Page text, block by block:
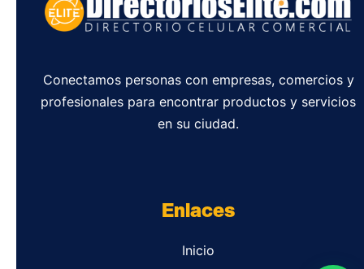
Conectamos personas con empresas, comercios y
profesionales para encontrar productos y servicios
en su ciudad.
Enlaces
Inicio